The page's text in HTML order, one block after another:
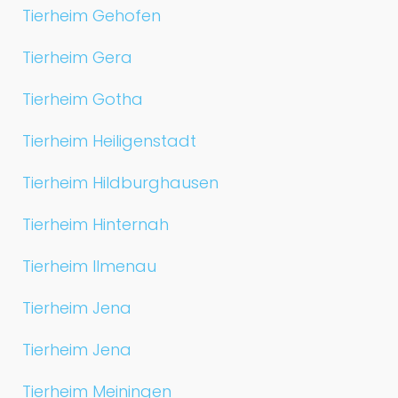
Tierheim Gehofen
Tierheim Gera
Tierheim Gotha
Tierheim Heiligenstadt
Tierheim Hildburghausen
Tierheim Hinternah
Tierheim Ilmenau
Tierheim Jena
Tierheim Jena
Tierheim Meiningen